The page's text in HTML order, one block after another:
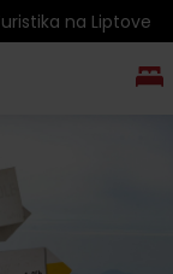
na Liptove